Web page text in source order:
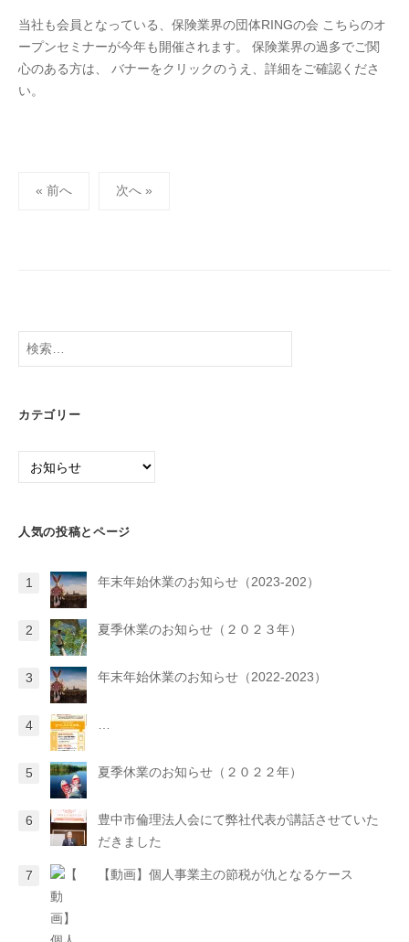
当社も会員となっている、保険業界の団体RINGの会 こちらのオ
ープンセミナーが今年も開催されます。 保険業界の過多でご関
心のある方は、 バナーをクリックのうえ、詳細をご確認くださ
い。
送
り
« 前へ 次へ »
検
カテゴリー
カ
ー
人気の投稿とページ
年末年始休業のお知らせ（2023-202）
夏季休業のお知らせ（２０２３年）
年末年始休業のお知らせ（2022-2023）
夏季休業のお知らせ（２０２２年）
豊中市倫理法人会にて弊社代表が講話させていた
だきました
【動画】個人事業主の節税が仇となるケース